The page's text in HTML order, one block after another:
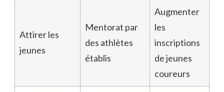
Attirer les
jeunes
Mentorat par
des athlètes
établis
Augmenter
les
inscriptions
de jeunes
coureurs